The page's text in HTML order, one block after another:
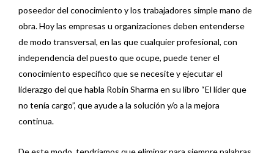
poseedor del conocimiento y los trabajadores simple mano de
obra. Hoy las empresas u organizaciones deben entenderse
de modo transversal, en las que cualquier profesional, con
independencia del puesto que ocupe, puede tener el
conocimiento específico que se necesite y ejecutar el
liderazgo del que habla Robin Sharma en su libro “El líder que
no tenía cargo”, que ayude a la solución y/o a la mejora
continua.